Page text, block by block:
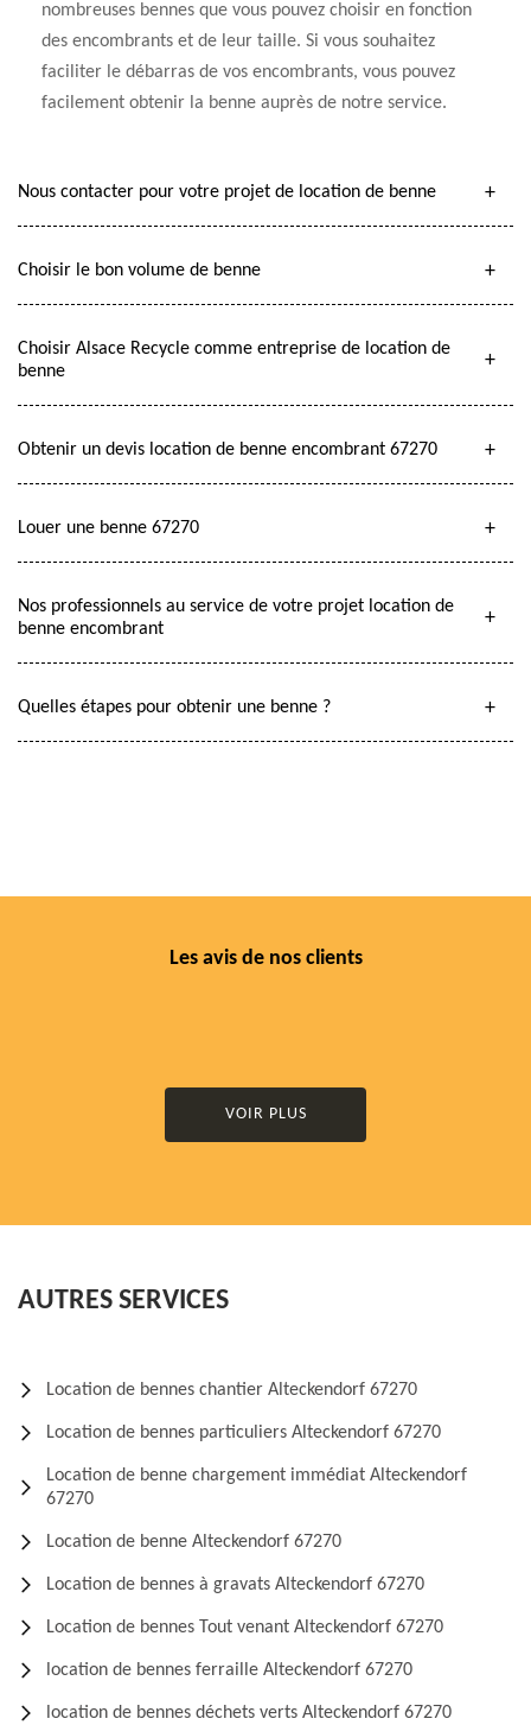
nombreuses bennes que vous pouvez choisir en fonction
des encombrants et de leur taille. Si vous souhaitez
faciliter le débarras de vos encombrants, vous pouvez
facilement obtenir la benne auprès de notre service.
Nous contacter pour votre projet de location de benne
Choisir le bon volume de benne
Choisir Alsace Recycle comme entreprise de location de
benne
Obtenir un devis location de benne encombrant 67270
Louer une benne 67270
Nos professionnels au service de votre projet location de
benne encombrant
Quelles étapes pour obtenir une benne ?
Les avis de nos clients
VOIR PLUS
AUTRES SERVICES
Location de bennes chantier Alteckendorf 67270
Location de bennes particuliers Alteckendorf 67270
Location de benne chargement immédiat Alteckendorf
67270
Location de benne Alteckendorf 67270
Location de bennes à gravats Alteckendorf 67270
Location de bennes Tout venant Alteckendorf 67270
location de bennes ferraille Alteckendorf 67270
location de bennes déchets verts Alteckendorf 67270